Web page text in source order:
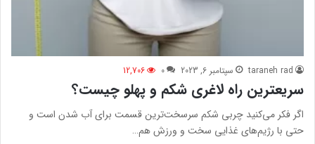
taraneh rad سپتامبر 6, 2023 0
12,706
سریعترین راه لاغری شکم و پهلو چیست؟
اگر فکر می‌کنید چربی شکم سرسخت‌ترین قسمت برای آب شدن است و
حتی با رژیم‌های غذایی سخت و ورزش هم…